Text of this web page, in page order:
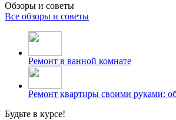
Обзоры и советы
Все обзоры и советы
Ремонт в ванной комнате
Ремонт квартиры своими руками:
Будьте в курсе!